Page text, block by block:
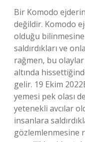
Bir Komodo
değildir. Komodo
olduğu
saldırdıkları ve
rağmen, bu
altında
gelir. 19 Ekim
yemesi pek olası
yetenekli avcılar
insanlara
gözlemlenmesine